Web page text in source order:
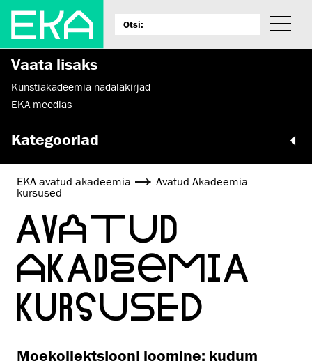
Vaata lisaks
Kunstiakadeemia nädalakirjad
EKA meedias
Kategooriad
EKA avatud akadeemia
Avatud Akadeemia
kursused
AVATUD
AKADEEMIA
KURSUSED
Moekollektsiooni loomine: kudum